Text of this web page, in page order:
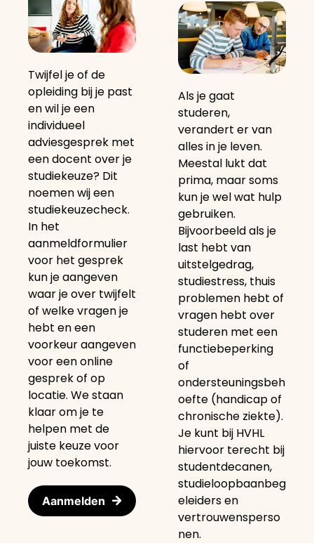
Twijfel je of de
opleiding bij je past
en wil je een
individueel
adviesgesprek met
een docent over je
studiekeuze? Dit
noemen wij een
studiekeuzecheck.
In het
aanmeldformulier
voor het gesprek
kun je aangeven
waar je over twijfelt
of welke vragen je
hebt en een
voorkeur aangeven
voor een online
gesprek of op
locatie. We staan
klaar om je te
helpen met de
juiste keuze voor
jouw toekomst.
Aanmelden
Als je gaat
studeren,
verandert er van
alles in je leven.
Meestal lukt dat
prima, maar soms
kun je wel wat hulp
gebruiken.
Bijvoorbeeld als je
last hebt van
uitstelgedrag,
studiestress, thuis
problemen hebt of
vragen hebt over
studeren met een
functiebeperking
of
ondersteuningsbeh
oefte (handicap of
chronische ziekte).
Je kunt bij HVHL
hiervoor terecht bij
studentdecanen,
studieloopbaanbeg
eleiders en
vertrouwensperso
nen.